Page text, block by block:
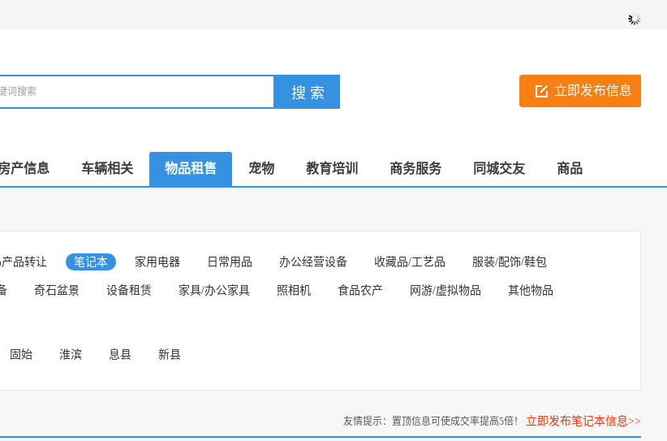
立即发布信息
产信息 车辆相关 物品租售 宠物 教育培训 商务服务 同城交友 商品
品转让 笔记本 家用电器 日常用品 办公经营设备 收藏品/工艺品 服装/配饰/鞋包
奇石盆景 设备租赁 家具/办公家具 照相机 食品农产 网游/虚拟物品 其他物品
固始 淮滨 息县 新县
友情提示：置顶信息可使成交率提高5倍！ 立即发布笔记本信息>>